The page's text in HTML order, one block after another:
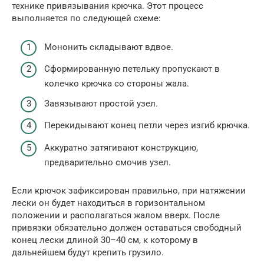
технике привязывания крючка. Этот процесс
выполняется по следующей схеме:
Мононить складывают вдвое.
Сформированную петельку пропускают в
колечко крючка со стороны жала.
Завязывают простой узел.
Перекидывают конец петли через изгиб крючка.
Аккуратно затягивают конструкцию,
предварительно смочив узел.
Если крючок зафиксирован правильно, при натяжении
лески он будет находиться в горизонтальном
положении и располагаться жалом вверх. После
привязки обязательно должен оставаться свободный
конец лески длиной 30–40 см, к которому в
дальнейшем будут крепить грузило.